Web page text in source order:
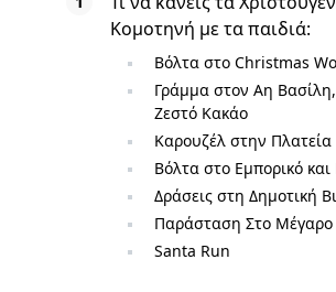
Κομοτηνή με τα παιδιά:
Βόλτα στο Christmas
Γράμμα στον Αη Βασίλη,
Ζεστό Κακάο
Καρουζέλ στην Πλατεία
Βόλτα στο Εμπορικό
Δράσεις στη Δημοτική
Παράσταση Στο Μέγαρο
Santa Run